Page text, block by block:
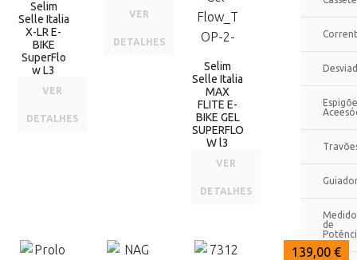
Selim
Selle Italia
X-LR E-
BIKE
SuperFlo
w L3
VER
DETALHES
VER
DETALHES
Selim
Selle Italia
MAX
FLITE E-
BIKE GEL
SUPERFLO
W l3
VER
DETALHES
139,00 €
139,00 €
139,00 €
de